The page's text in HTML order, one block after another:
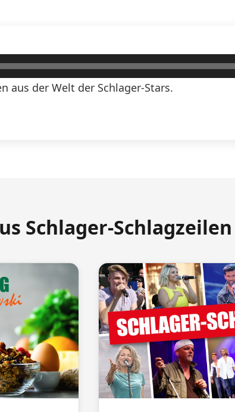
aus der Welt der Schlager-Stars.
Schlager-